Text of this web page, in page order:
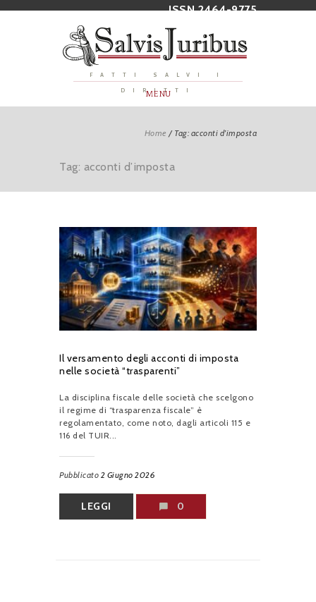
ISSN 2464-9775
FATTI SALVI I
DIRITTI
MENU
Home / Tag: acconti d’imposta
Tag: acconti d’imposta
Il versamento degli acconti di imposta
nelle società “trasparenti”
La disciplina fiscale delle società che scelgono
il regime di “trasparenza fiscale” è
regolamentato, come noto, dagli articoli 115 e
116 del TUIR...
Pubblicato 2 Giugno 2026
LEGGI 0